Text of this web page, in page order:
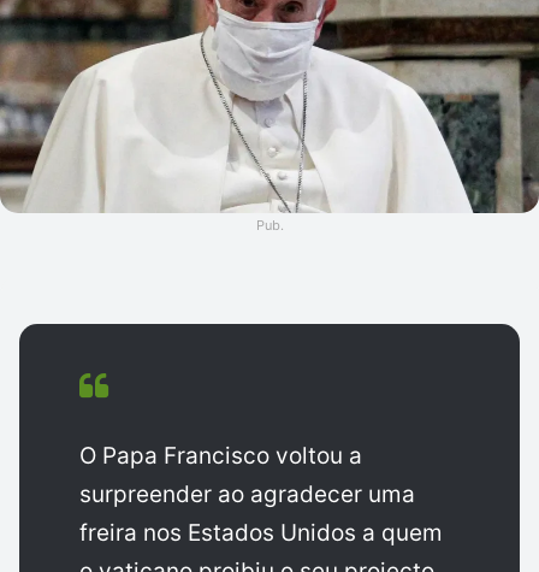
Pub.
O Papa Francisco voltou a
surpreender ao agradecer uma
freira nos Estados Unidos a quem